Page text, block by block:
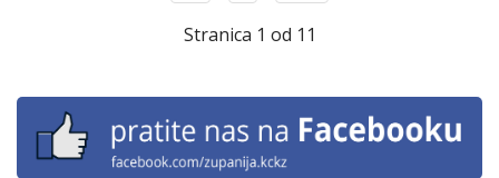
Stranica 1 od 11